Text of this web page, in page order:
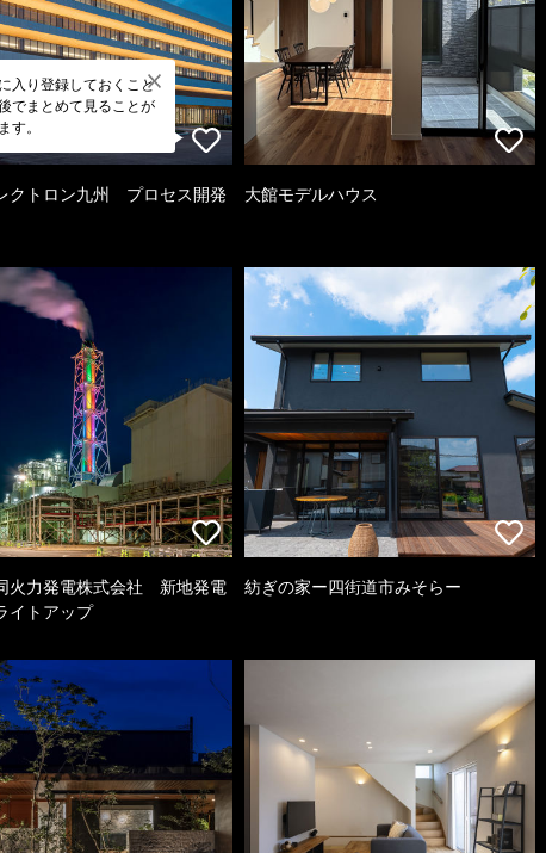
入り登録しておくこと
でまとめて見ることが
す。
クトロン九州 プロセス開発 大館モデルハウス
火力発電株式会社 新地発電
イトアップ
紡ぎの家ー四街道市みそらー